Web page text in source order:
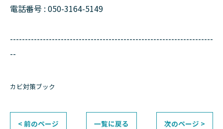
電話番号 : 050-3164-5149
--------------------------------------------------------------------
--
カビ対策ブック
< 前のページ 一覧に戻る 次のページ >